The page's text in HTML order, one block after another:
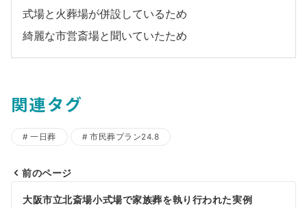
式場と火葬場が併設しているため
綺麗な市営斎場と聞いていたため
関連タグ
一日葬 市民葬プラン24.8
投
前のページ
大阪市立北斎場小式場で家族葬を執り行われた実例